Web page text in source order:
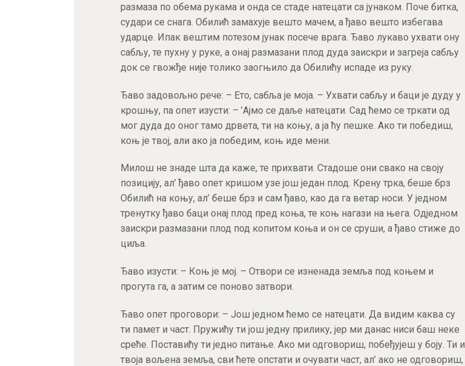
размаза по обема рукама и онда се стаде натецати са јунаком. Поче битка,
судари се снага. Обилић замахује вешто мачем, а ђаво вешто избегава
ударце. Ипак вештим потезом јунак посече врага. Ђаво лукаво ухвати ону
сабљу, те пухну у руке, а онај размазани плод дуда заискри и загреја сабљу
док се гвожђе није толико заогњило да Обилићу испаде из руку.
Ђаво задовољно рече: – Ето, сабља је моја. – Ухвати сабљу и баци је дуду у
крошњу, па опет изусти: – ’Ајмо се даље натецати. Сад ћемо се тркати од
мог дуда до оног тамо дрвета, ти на коњу, а ја ћу пешке. Ако ти победиш,
коњ је твој, али ако ја победим, коњ иде мени.
Милош не знаде шта да каже, те прихвати. Стадоше они свако на своју
позицију, ал’ ђаво опет кришом узе још један плод. Крену трка, беше брз
Обилић на коњу, ал’ беше брз и сам ђаво, као да га ветар носи. У једном
тренутку ђаво баци онај плод пред коња, те коњ нагази на њега. Одједном
заискри размазани плод под копитом коња и он се сруши, а ђаво стиже до
циља.
Ђаво изусти: – Коњ је мој. – Отвори се изненада земља под коњем и
прогута га, а затим се поново затвори.
Ђаво опет проговори: – Још једном ћемо се натецати. Да видим каква су
ти памет и част. Пружићу ти још једну прилику, јер ми данас ниси баш неке
среће. Поставићу ти једно питање. Ако ми одговориш, побеђујеш у боју. Ти и
твоја вољена земља, сви ћете опстати и очувати част, ал’ ако не одговориш,